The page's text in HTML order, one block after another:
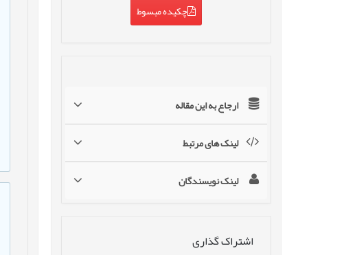
چکیده مبسوط
ارجاع به این مقاله
لینک های مرتبط
لینک نویسندگان
اشتراک گذاری